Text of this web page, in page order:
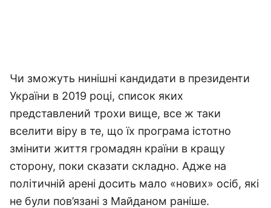
Чи зможуть нинішні кандидати в президенти
України в 2019 році, список яких
представлений трохи вище, все ж таки
вселити віру в те, що їх програма істотно
змінити життя громадян країни в кращу
сторону, поки сказати складно. Адже на
політичній арені досить мало «нових» осіб, які
не були пов’язані з Майданом раніше.